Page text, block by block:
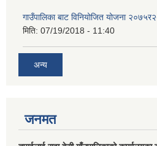
गाउँपालिका बाट विनियोजित योजना
मिति: 07/19/2018 - 11:40
अन्य
जनमत